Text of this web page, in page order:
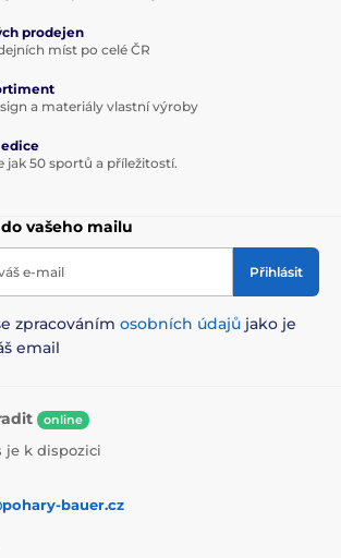
prodejen
míst po celé ČR
a materiály vlastní výroby
jak 50 sportů a příležitostí.
vašeho mailu
e-mail Přihlásit
zpracováním osobních údajů jako je
email
online
je k dispozici
bauer.cz